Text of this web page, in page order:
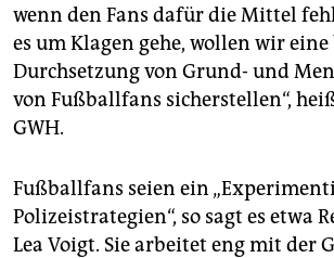
wenn den Fans dafür die Mittel
es um Klagen gehe, wollen wir eine
Durchsetzung von Grund- und
von Fußballfans sicherstellen“,
GWH.
Fußballfans seien ein
Polizeistrategien“, so sagt es etwa
Lea Voigt. Sie arbeitet eng mit der